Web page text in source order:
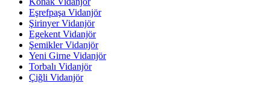
Eşrefpaşa Vidanjör
Şirinyer Vidanjör
Egekent Vidanjör
Şemikler Vidanjör
Yeni Girne Vidanjör
Torbalı Vidanjör
Çiğli Vidanjör